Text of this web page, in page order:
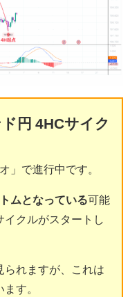
円 4HCサイク
」で進行中です。
ムとなっている可能
クルがスタートし
られますが、これは
す。